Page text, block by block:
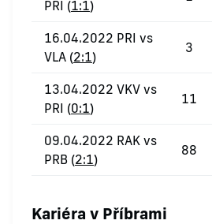
PRI (1:1)
16.04.2022 PRI vs
VLA (2:1)
3
13.04.2022 VKV vs
PRI (0:1)
11
09.04.2022 RAK vs
PRB (2:1)
88
Kariéra v Příbrami